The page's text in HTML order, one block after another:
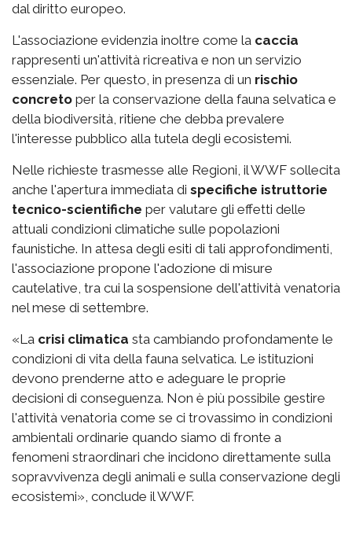
dal diritto europeo.
L'associazione evidenzia inoltre come la caccia
rappresenti un'attività ricreativa e non un servizio
essenziale. Per questo, in presenza di un rischio
concreto per la conservazione della fauna selvatica e
della biodiversità, ritiene che debba prevalere
l'interesse pubblico alla tutela degli ecosistemi.
Nelle richieste trasmesse alle Regioni, il WWF sollecita
anche l'apertura immediata di specifiche istruttorie
tecnico-scientifiche per valutare gli effetti delle
attuali condizioni climatiche sulle popolazioni
faunistiche. In attesa degli esiti di tali approfondimenti,
l'associazione propone l'adozione di misure
cautelative, tra cui la sospensione dell'attività venatoria
nel mese di settembre.
«La crisi climatica sta cambiando profondamente le
condizioni di vita della fauna selvatica. Le istituzioni
devono prenderne atto e adeguare le proprie
decisioni di conseguenza. Non è più possibile gestire
l'attività venatoria come se ci trovassimo in condizioni
ambientali ordinarie quando siamo di fronte a
fenomeni straordinari che incidono direttamente sulla
sopravvivenza degli animali e sulla conservazione degli
ecosistemi», conclude il WWF.